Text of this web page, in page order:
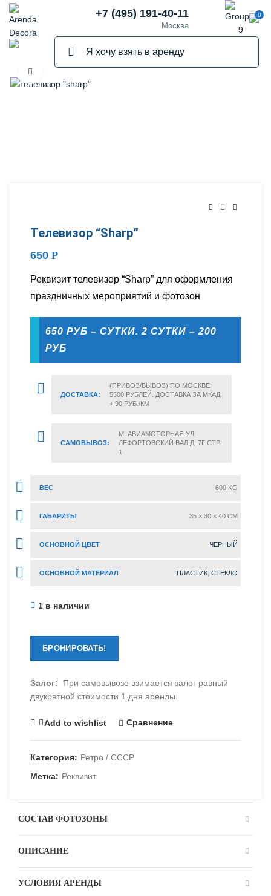
+7 (495) 191-40-11
Москва
0
Телевизор “Sharp”
650 Р
Реквизит телевизор “Sharp” для оформления
праздничных мероприятий и фотозон
650 РУБ – СУТКИ. 2 СУТКИ – 200
РУБ
ДОСТАВКА:
(ПРИВОЗ/ВЫВОЗ) ПО МОСКВЕ:
5500 РУБЛЕЙ. ДОСТАВКА ЗА МКАД:
+ 90 РУБ./КМ
САМОВЫВОЗ:
М. АВИАМОТОРНАЯ УЛ.
ЛЕФОРТОВСКИЙ ВАЛ Д. 7Г СТР.
1
ВЕС 600 KG
ГАБАРИТЫ 35 × 30 × 40 CM
ОСНОВНОЙ ЦВЕТ ЧЕРНЫЙ
ОСНОВНОЙ МАТЕРИАЛ ПЛАСТИК СТЕКЛО
1 в наличии
БРОНИРОВАТЬ!
Залог: При самовывозе взимается залог равный
двукратной стоимости 1 дня аренды.
Add to wishlist Сравнение
Категория: Ретро / СССР
Метка: Реквизит
СОСТАВ ФОТОЗОНЫ
ОПИСАНИЕ
УСЛОВИЯ АРЕНДЫ